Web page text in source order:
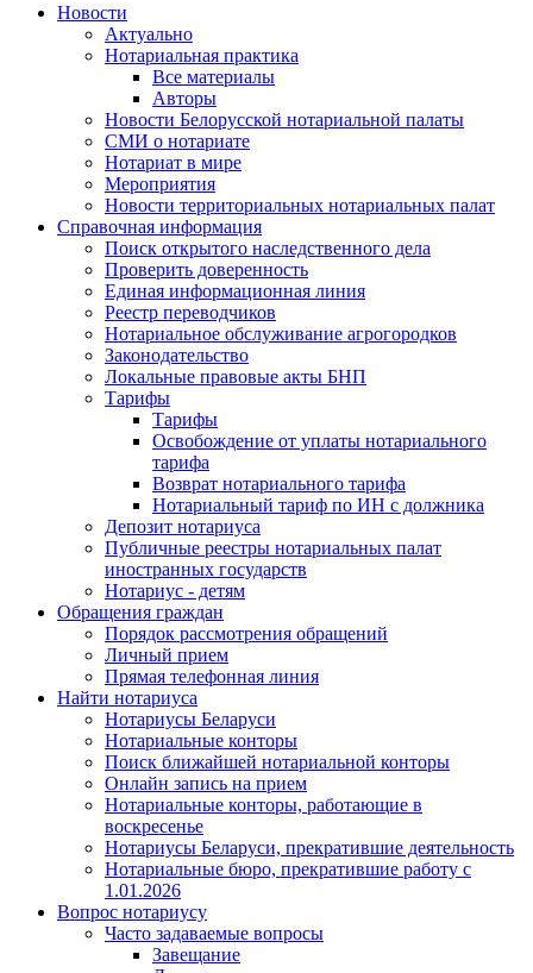
Новости
Актуально
Нотариальная практика
Все материалы
Авторы
Новости Белорусской нотариальной палаты
СМИ о нотариате
Нотариат в мире
Мероприятия
Новости территориальных нотариальных палат
Справочная информация
Поиск открытого наследственного дела
Проверить доверенность
Единая информационная линия
Реестр переводчиков
Нотариальное обслуживание агрогородков
Законодательство
Локальные правовые акты БНП
Тарифы
Тарифы
Освобождение от уплаты нотариального
тарифа
Возврат нотариального тарифа
Нотариальный тариф по ИН с должника
Депозит нотариуса
Публичные реестры нотариальных палат
иностранных государств
Нотариус - детям
Обращения граждан
Порядок рассмотрения обращений
Личный прием
Прямая телефонная линия
Найти нотариуса
Нотариусы Беларуси
Нотариальные конторы
Поиск ближайшей нотариальной конторы
Онлайн запись на прием
Нотариальные конторы, работающие в
воскресенье
Нотариусы Беларуси, прекратившие деятельность
Нотариальные бюро, прекратившие работу с
1.01.2026
Вопрос нотариусу
Часто задаваемые вопросы
Завещание